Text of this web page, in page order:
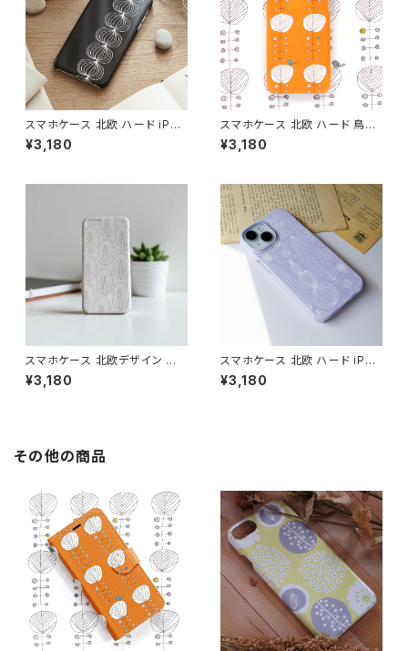
スマホケース 北欧 ハード iPho
ne17/16/15/ モノトーン シンプ
ル ギフト おしゃれ【玉ねぎ】 har
¥3,180
スマホケース 北欧 ハード 鳥柄
iPhone17/16/Pixel/Galaxy
大人可愛い【オレンジの木と鳥】
¥3,180
スマホケース 北欧デザイン ハ
ードケース iPhone17/galaxy/
Googlepixel/Xperia シンプ
¥3,180
スマホケース 北欧 ハード iPho
ne17/16/15/galaxy/pixel グ
レーニュアンスカラー 鳥 花柄
¥3,180
その他の商品